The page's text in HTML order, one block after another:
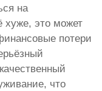
на
хуже, это может
потери
что